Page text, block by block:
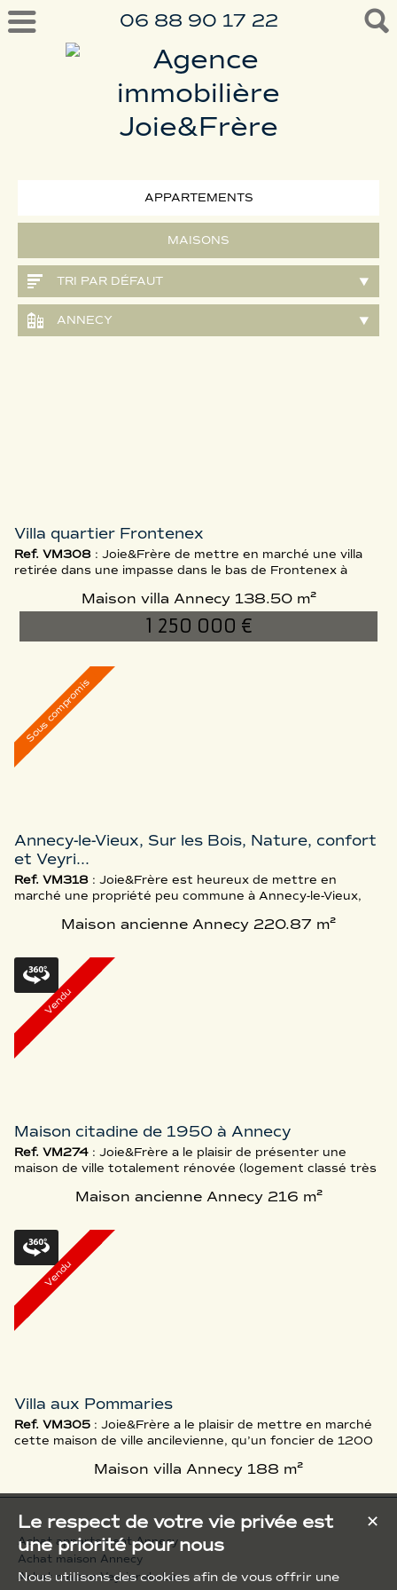
06 88 90 17 22
APPARTEMENTS
MAISONS
TRI PAR DÉFAUT
ANNECY
Villa quartier Frontenex
Ref. VM308 : Joie&Frère de mettre en marché une villa
retirée dans une impasse dans le bas de Frontenex à
une maison de 138.5 m2 équipée d'un garage double de
30 m2. Bâtie par le constructeur Eden-Home, celle-ci
présente des caractéristiques énergétiques
consommation, bois local...). D...
Maison villa Annecy 138.50 m²
1 250 000 €
Sous compromis
Annecy-le-Vieux, Sur les Bois, Nature, confort
et Veyri...
Ref. VM318 : Joie&Frère est heureux de mettre en
marché une propriété peu commune à Annecy-le-Vieux,
également par un emplacement limitrophe de zones
une occupation familiale, le bâti présente trois niveaux de
surfaces habitables, un sous-sol, une cave à vin climatisée
et un garage double. ...
Maison ancienne Annecy 220.87 m²
Vendu
Maison citadine de 1950 à Annecy
Ref. VM274 : Joie&Frère a le plaisir de présenter une
maison de ville totalement rénovée (logement classé très
années 1950 annéciennes. En contre-bas du Clocher
Annecy Nord, la maison incarne l’esprit des premières
bâtisses familiales contemporaines du quartier du
Château de Novel. En effet, des ...
Maison ancienne Annecy 216 m²
Vendu
Villa aux Pommaries
Ref. VM305 : Joie&Frère a le plaisir de mettre en marché
cette maison de ville ancilevienne, qu’un foncier de 1200
Pommaries. Le haut standing des matériaux et le niveau
position ambitieuse du produit. À ces arguments,
s’ajoutent la présence ...
Maison villa Annecy 188 m²
Achat appartement Annecy
Achat maison Annecy
Achat maison Veyrier-du-Lac
✕
Le respect de votre vie privée est
une priorité pour nous
Nous utilisons des cookies afin de vous offrir une